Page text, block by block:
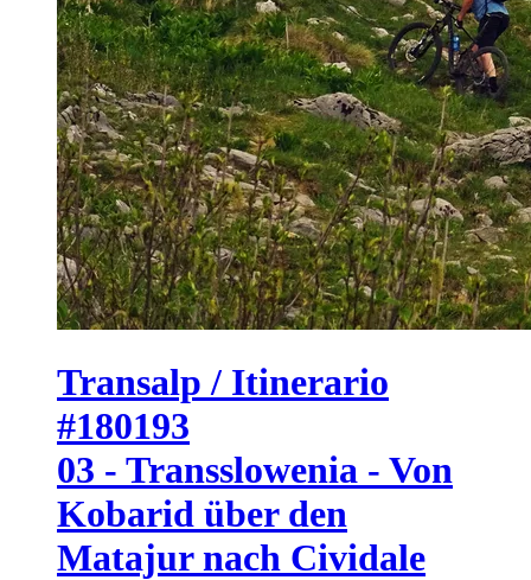
Transalp / Itinerario
#180193
03 - Transslowenia - Von
Kobarid über den
Matajur nach Cividale